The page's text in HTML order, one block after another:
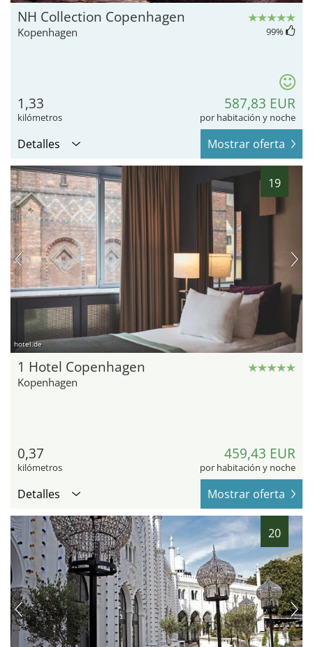
NH Collection Copenhagen
Kopenhagen 99%
1,33
kilómetros
587,83 EUR
por habitación y noche
Detalles Mostrar oferta
19
hotel.de
1 Hotel Copenhagen
Kopenhagen
0,37
kilómetros
459,43 EUR
por habitación y noche
Detalles Mostrar oferta
20